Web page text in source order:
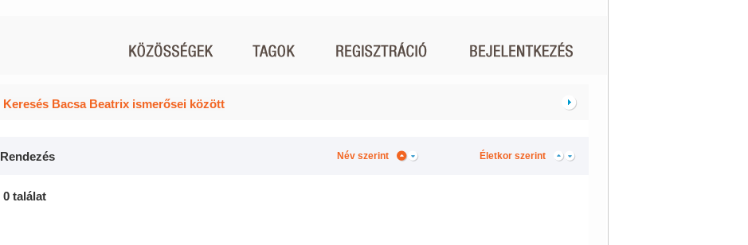
Keresés Bacsa Beatrix ismerősei között
Rendezés Név szerint Életkor szerint
0 találat